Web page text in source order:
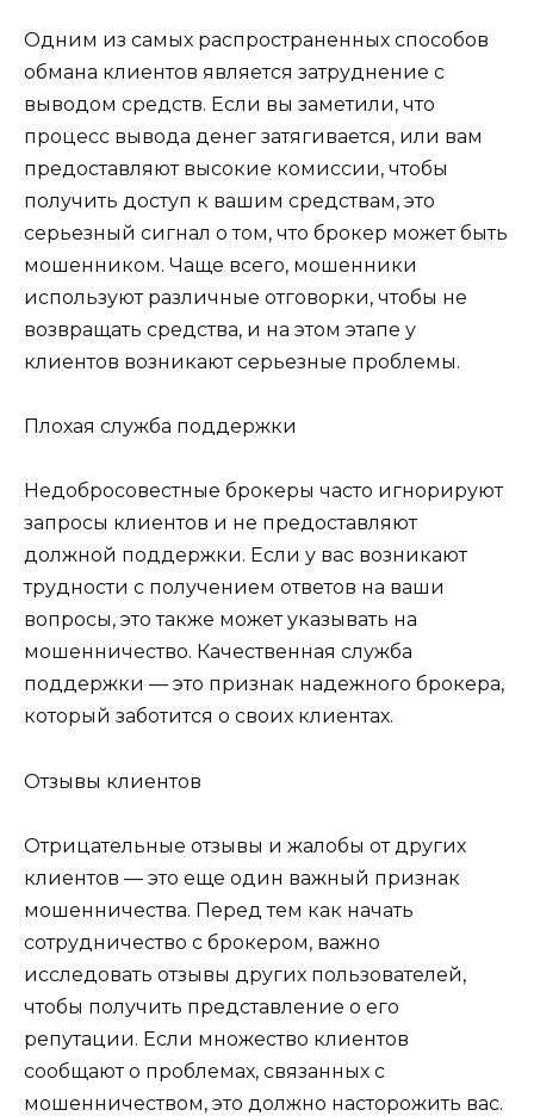
Одним из самых распространенных способов
обмана клиентов является затруднение с
выводом средств. Если вы заметили, что
процесс вывода денег затягивается, или вам
предоставляют высокие комиссии, чтобы
получить доступ к вашим средствам, это
серьезный сигнал о том, что брокер может быть
мошенником. Чаще всего, мошенники
используют различные отговорки, чтобы не
возвращать средства, и на этом этапе у
клиентов возникают серьезные проблемы.
Плохая служба поддержки
Недобросовестные брокеры часто игнорируют
запросы клиентов и не предоставляют
должной поддержки. Если у вас возникают
трудности с получением ответов на ваши
вопросы, это также может указывать на
мошенничество. Качественная служба
поддержки — это признак надежного брокера,
который заботится о своих клиентах.
Отзывы клиентов
Отрицательные отзывы и жалобы от других
клиентов — это еще один важный признак
мошенничества. Перед тем как начать
сотрудничество с брокером, важно
исследовать отзывы других пользователей,
чтобы получить представление о его
репутации. Если множество клиентов
сообщают о проблемах, связанных с
мошенничеством, это должно насторожить вас.